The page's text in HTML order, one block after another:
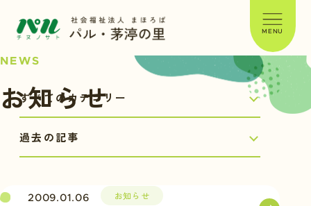
MENU
NEWS
お知らせ
2009.01.06 お知らせ